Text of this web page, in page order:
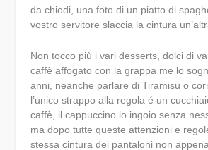
da chiodi, una foto di un piatto di
vostro servitore slaccia la cintura
Non tocco più i vari desserts, dolci di
caffè affogato con la grappa me lo
anni, neanche parlare di Tiramisù o
l’unico strappo alla regola é un
caffè, il cappuccino lo ingoio senza
ma dopo tutte queste attenzioni e
stessa cintura dei pantaloni non